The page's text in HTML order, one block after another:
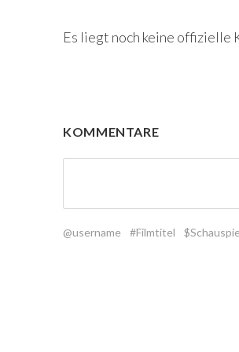
Es liegt noch keine offizielle
KOMMENTARE
@username #Filmtitel